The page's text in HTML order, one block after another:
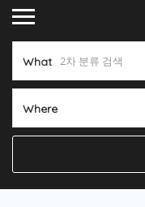
What
Where